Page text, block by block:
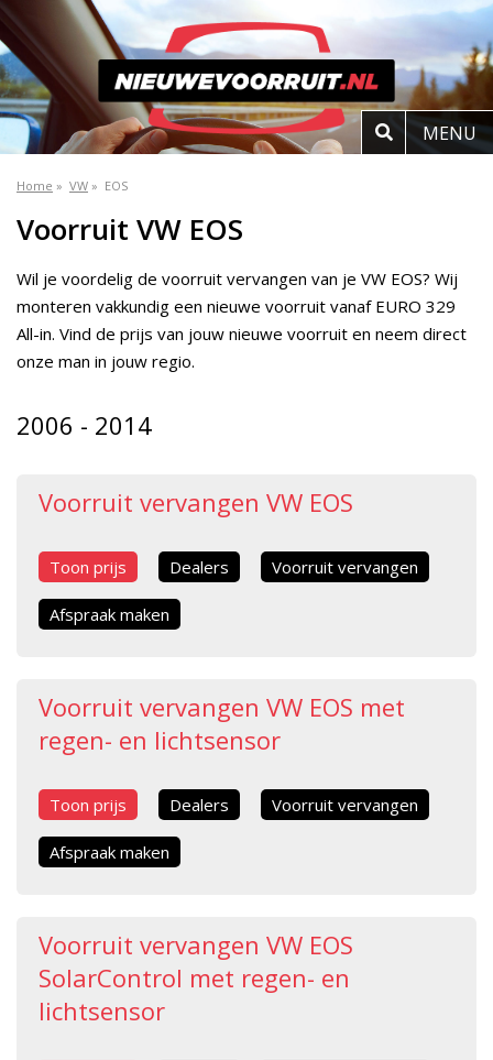
MENU
Home » VW » EOS
Voorruit VW EOS
Wil je voordelig de voorruit vervangen van je VW EOS? Wij
monteren vakkundig een nieuwe voorruit vanaf EURO 329
All-in. Vind de prijs van jouw nieuwe voorruit en neem direct
onze man in jouw regio.
2006 - 2014
Voorruit vervangen VW EOS
Toon prijs Dealers Voorruit vervangen
Afspraak maken
Voorruit vervangen VW EOS met
regen- en lichtsensor
Toon prijs Dealers Voorruit vervangen
Afspraak maken
Voorruit vervangen VW EOS
SolarControl met regen- en
lichtsensor